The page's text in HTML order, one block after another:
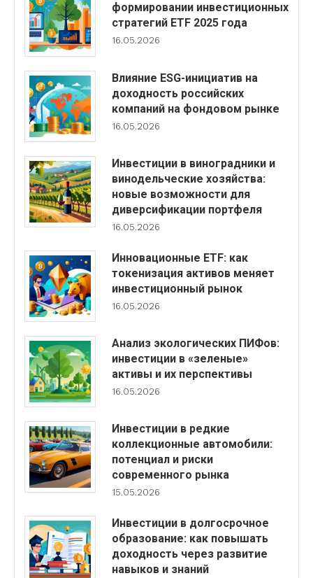
формировании инвестиционных
стратегий ETF 2025 года
16.05.2026
Влияние ESG-инициатив на
доходность российских
компаний на фондовом рынке
16.05.2026
Инвестиции в виноградники и
винодельческие хозяйства:
новые возможности для
диверсификации портфеля
16.05.2026
Инновационные ETF: как
токенизация активов меняет
инвестиционный рынок
16.05.2026
Анализ экологических ПИФов:
инвестиции в «зеленые»
активы и их перспективы
16.05.2026
Инвестиции в редкие
коллекционные автомобили:
потенциал и риски
современного рынка
15.05.2026
Инвестиции в долгосрочное
образование: как повышать
доходность через развитие
навыков и знаний